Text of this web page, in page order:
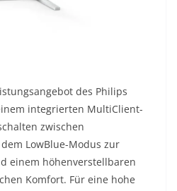
des Philips
integrierten MultiClient-
zwischen
LowBlue-Modus zur
einem höhenverstellbaren
Komfort. Für eine hohe